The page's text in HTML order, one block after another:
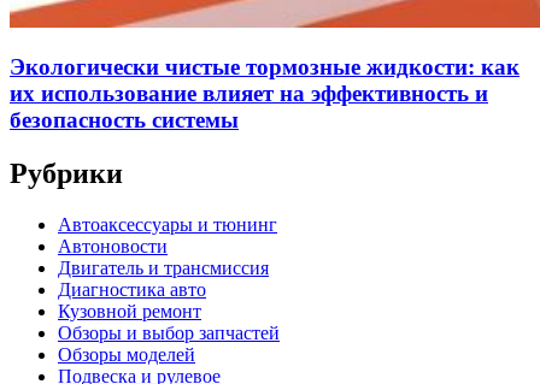
Экологически чистые тормозные жидкости: как
их использование влияет на эффективность и
безопасность системы
Рубрики
Автоаксессуары и тюнинг
Автоновости
Двигатель и трансмиссия
Диагностика авто
Кузовной ремонт
Обзоры и выбор запчастей
Обзоры моделей
Подвеска и рулевое